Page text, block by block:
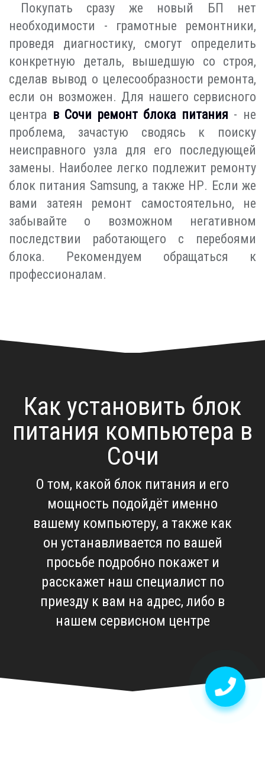
Покупать сразу же новый БП нет
необходимости - грамотные ремонтники,
проведя диагностику, смогут определить
конкретную деталь, вышедшую со строя,
сделав вывод о целесообразности ремонта,
если он возможен. Для нашего сервисного
центра в Сочи ремонт блока питания - не
проблема, зачастую сводясь к поиску
неисправного узла для его последующей
замены. Наиболее легко подлежит ремонту
блок питания Samsung, а также НР. Если же
вами затеян ремонт самостоятельно, не
забывайте о возможном негативном
последствии работающего с перебоями
блока. Рекомендуем обращаться к
профессионалам.
Как установить блок
питания компьютера в
Сочи
О том, какой блок питания и его
мощность подойдёт именно
вашему компьютеру, а также как
он устанавливается по вашей
просьбе подробно покажет и
расскажет наш специалист по
приезду к вам на адрес, либо в
нашем сервисном центре